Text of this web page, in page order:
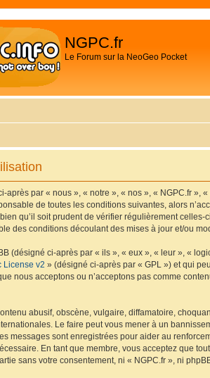
NGPC.fr
Le Forum sur la NeoGeo Pocket
après par « nous », « notre », « nos », « NGPC.fr
de toutes les conditions suivantes, alors
qu’il soit prudent de vérifier régulièrement
des conditions découlant des mises à jour et/ou
(désigné ci-après par « ils », « eux », « leur », «
License v2 » (désigné ci-après par « GPL ») et qui
nous acceptons ou n’acceptons pas comme
abusif, obscène, vulgaire, diffamatoire,
Le faire peut vous mener à un
messages sont enregistrées pour aider au
En tant que membre, vous acceptez que
sans votre consentement, ni « NGPC.fr », ni